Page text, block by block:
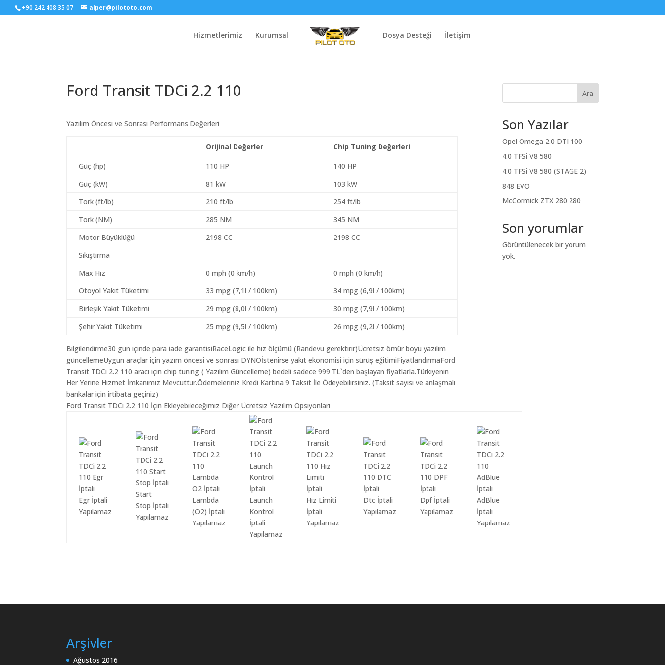
+90 242 408 35 07 alper@pilototo.com
Hizmetlerimiz Kurumsal Dosya Desteği İletişim
Ford Transit TDCi 2.2 110
Yazılım Öncesi ve Sonrası Performans Değerleri
Orijinal Değerler Chip Tuning Değerleri
Güç (hp) 110 HP
140 HP
Güç (kW)
81 kW
103 kW
Tork (ft/lb)
210 ft/lb
254 ft/lb
Tork (NM)
285 NM
345 NM
Motor Büyüklüğü
2198 CC
2198 CC
Sıkıştırma
Max Hız
0 mph (0 km/h)
0 mph (0 km/h)
Otoyol Yakıt Tüketimi
33 mpg (7,1l / 100km)
34 mpg (6,9l / 100km)
Birleşik Yakıt Tüketimi
29 mpg (8,0l / 100km)
30 mpg (7,9l / 100km)
Şehir Yakıt Tüketimi
25 mpg (9,5l / 100km) 26 mpg (9,2l / 100km)
Bilgilendirme30 gun içinde para iade garantisiRaceLogic ile hız ölçümü (Randevu gerektirir)Ücretsiz ömür boyu yazılım
güncellemeUygun araçlar için yazım öncesi ve sonrası DYNOİstenirse yakıt ekonomisi için sürüş eğitimiFiyatlandırmaFord
Transit TDCi 2.2 110 aracı için chip tuning ( Yazılım Güncelleme) bedeli sadece 999 TL`den başlayan fiyatlarla.Türkiyenin
Her Yerine Hizmet İmkanımız Mevcuttur.Ödemeleriniz Kredi Kartına 9 Taksit İle Ödeyebilirsiniz. (Taksit sayısı ve anlaşmalı
bankalar için irtibata geçiniz)
Ford Transit TDCi 2.2 110 İçin Ekleyebileceğimiz Diğer Ücretsiz Yazılım Opsiyonları
Egr İptali
Yapılamaz
Start
Stop İptali
Yapılamaz
Lambda
(O2) İptali
Yapılamaz
Launch
Kontrol
İptali
Yapılamaz
Hız Limiti
İptali
Yapılamaz
Dtc İptali
Yapılamaz
Dpf İptali
Yapılamaz
AdBlue
İptali
Yapılamaz
Ara
Son Yazılar
Opel Omega 2.0 DTI 100
4.0 TFSi V8 580
4.0 TFSi V8 580 (STAGE 2)
848 EVO
McCormick ZTX 280 280
Son yorumlar
Görüntülenecek bir yorum
yok.
Arşivler
Ağustos 2016